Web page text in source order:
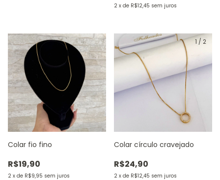
2 x de R$12,45 sem juros
Colar fio fino
R$19,90
2 x de R$9,95 sem juros
1 / 2
Colar círculo cravejado
R$24,90
2 x de R$12,45 sem juros